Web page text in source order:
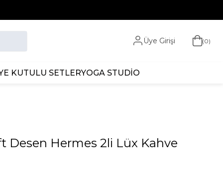
Üye Girişi 0
KUTULU SETLERYOGA STUDİO
Desen Hermes 2li Lüx Kahve